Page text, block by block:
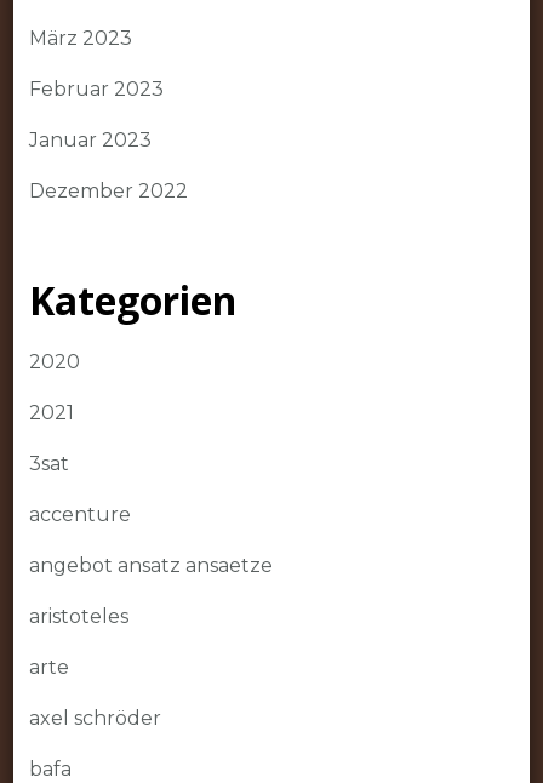
März 2023
Februar 2023
Januar 2023
Dezember 2022
Kategorien
2020
2021
3sat
accenture
angebot ansatz ansaetze
aristoteles
arte
axel schröder
bafa